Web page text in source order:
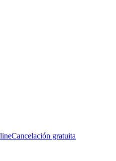
Cancelación gratuita